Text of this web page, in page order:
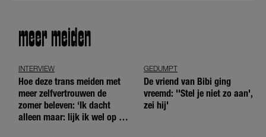
meer meiden
INTERVIEW
Hoe deze trans meiden met
meer zelfvertrouwen de
zomer beleven: ‘Ik dacht
alleen maar: lijk ik wel op de
GEDUMPT
De vriend van Bibi ging
vreemd: ''Stel je niet zo aan',
zei hij'